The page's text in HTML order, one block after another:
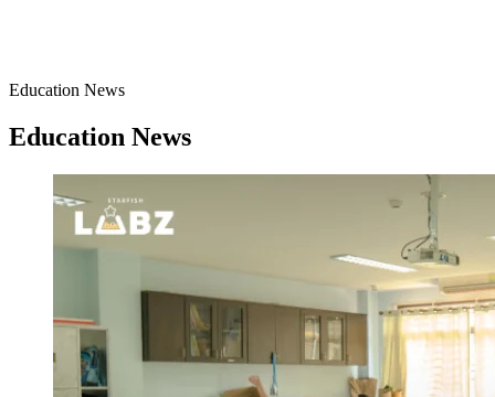
Education News
Education News